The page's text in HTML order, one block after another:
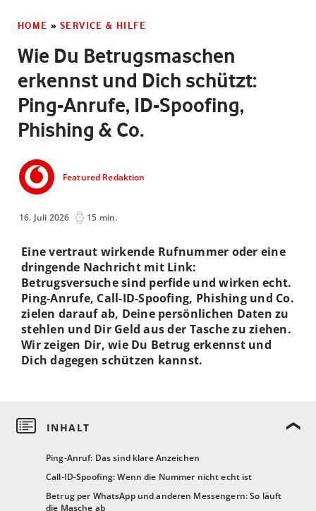
HOME » SERVICE & HILFE
Wie Du Betrugsmaschen
erkennst und Dich schützt:
Ping-Anrufe, ID-Spoofing,
Phishing & Co.
Featured Redaktion
16. Juli 2026 15 min.
Ping-Anruf: Das sind klare Anzeichen
Call-ID-Spoofing: Wenn die Nummer nicht echt ist
Betrug per WhatsApp und anderen Messengern: So läuft
die Masche ab
Eine vertraut wirkende Rufnummer oder eine
dringende Nachricht mit Link:
Betrugsversuche sind perfide und wirken echt.
Ping-Anrufe, Call-ID-Spoofing, Phishing und Co.
zielen darauf ab, Deine persönlichen Daten zu
stehlen und Dir Geld aus der Tasche zu ziehen.
Wir zeigen Dir, wie Du Betrug erkennst und
Dich dagegen schützen kannst.